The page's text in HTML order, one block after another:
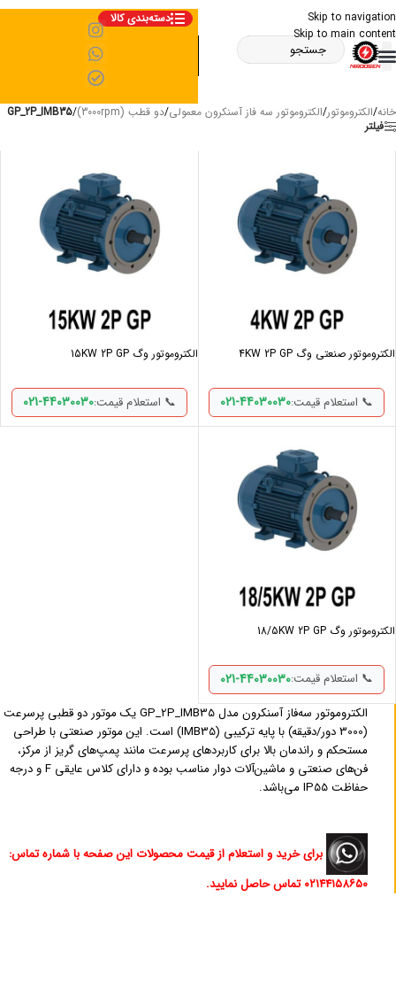
Skip to navigation
Skip to main content
دسته‌بندی کالا
خانه/الکتروموتور/الکتروموتور سه فاز آسنکرون معمولی/دو قطب (3000rpm) /
GP_2P_IMB35
فیلتر
الکتروموتور صنعتی وگ 4KW 2P GP
📞 استعلام قیمت:021-44030030
الکتروموتور وگ 15KW 2P GP
📞 استعلام قیمت:021-44030030
الکتروموتور وگ 18/5KW 2P GP
📞 استعلام قیمت:021-44030030
الکتروموتور سه‌فاز آسنکرون مدل GP_2P_IMB35 یک موتور دو قطبی پرسرعت
(3000 دور/دقیقه) با پایه ترکیبی (IMB35) است. این موتور صنعتی با طراحی
مستحکم و راندمان بالا برای کاربردهای پرسرعت مانند پمپ‌های گریز از مرکز،
فن‌های صنعتی و ماشین‌آلات دوار مناسب بوده و دارای کلاس عایقی F و درجه
حفاظت IP55 می‌باشد.
برای خرید و استعلام از قیمت‌ محصولات این صفحه با شماره تماس:
۰۲۱۴۴۱۵۸۶۵۰ تماس حاصل نمایید.